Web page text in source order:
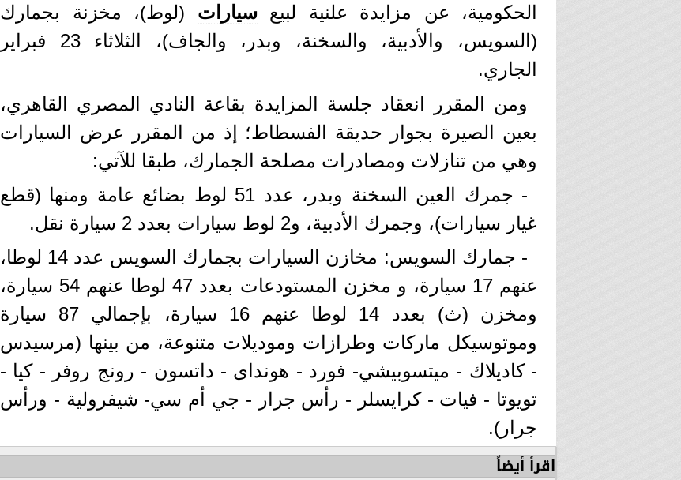
الحكومية، عن مزايدة علنية لبيعسيارات (لوط)، مخزنة بجمارك
(السويس، والأدبية، والسخنة، وبدر، والجاف)، الثلاثاء 23 فبراير
الجاري.
ومن المقرر انعقاد جلسة المزايدة بقاعة النادي المصري القاهري،
بعين الصيرة بجوار حديقة الفسطاط؛ إذ من المقرر عرض السيارات
وهي من تنازلات ومصادرات مصلحة الجمارك، طبقا للآتي:
- جمرك العين السخنة وبدر، عدد 51 لوط بضائع عامة ومنها (قطع
غيار سيارات)، وجمرك الأدبية، و2 لوط سيارات بعدد 2 سيارة نقل.
- جمارك السويس: مخازن السيارات بجمارك السويس عدد 14 لوطا،
عنهم 17 سيارة، و مخزن المستودعات بعدد 47 لوطا عنهم 54 سيارة،
ومخزن (ث) بعدد 14 لوطا عنهم 16 سيارة، بإجمالي 87 سيارة
وموتوسيكل ماركات وطرازات وموديلات متنوعة، من بينها (مرسيدس
- كاديلاك - ميتسوبيشي- فورد - هونداى - داتسون - رونج روفر - كيا -
تويوتا - فيات - كرايسلر - رأس جرار - جي أم سي- شيفرولية - ورأس
جرار).
اقرأ أيضاً
في واقعة غريبة، تعطلت سيارة ملك
السويد بعد تحركها لثوانٍ معدودة.